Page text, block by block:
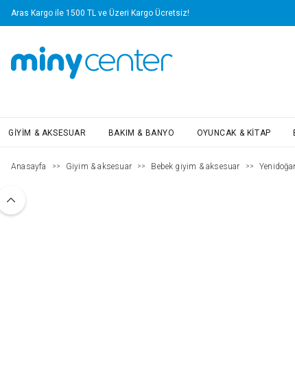
Aras Kargo ile 1500 TL ve Üzeri Kargo Ücretsiz!
GIYIM & AKSESUAR BAKIM & BANYO OYUNCAK & KITAP
Anasayfa >> Giyim & aksesuar >> Bebek giyim & aksesuar >>